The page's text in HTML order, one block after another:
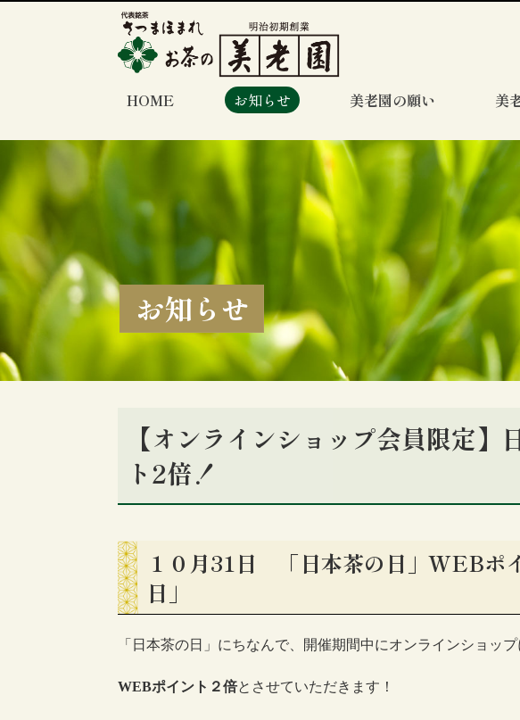
HOME お知らせ 美老園の願い 美
お知らせ
【オンラインショップ会員限定
ト2倍！
１０月31日 「日本茶の日」WEBポ
日」
「日本茶の日」にちなんで、開催期間中にオンラインショッ
WEBポイント ２倍とさせていただきます！